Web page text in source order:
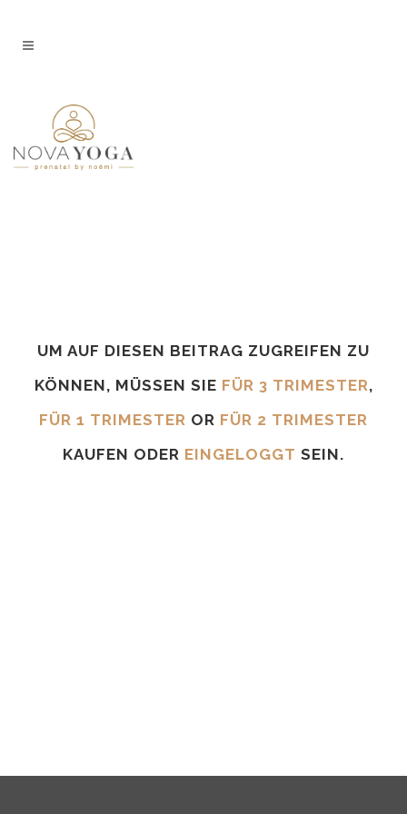
UM AUF DIESEN BEITRAG ZUGREIFEN ZU
KÖNNEN, MÜSSEN SIE FÜR 3 TRIMESTER,
FÜR 1 TRIMESTER OR FÜR 2 TRIMESTER
KAUFEN ODER EINGELOGGT SEIN.